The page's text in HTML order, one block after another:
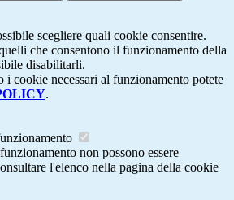
scegliere quali cookie consentire.
che consentono il funzionamento della
disabilitarli.
i cookie necessari al funzionamento potete
.
non possono essere
l'elenco nella pagina della cookie